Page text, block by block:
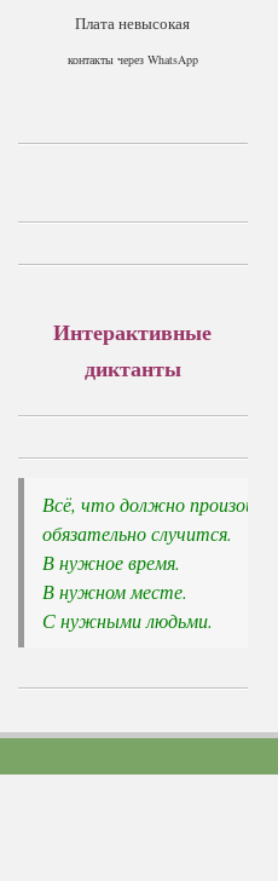
Плата невысокая
контакты через WhatsApp
Интерактивные
диктанты
Всё, что должно произойти,
обязательно случится.
В нужное время.
В нужном месте.
С нужными людьми.